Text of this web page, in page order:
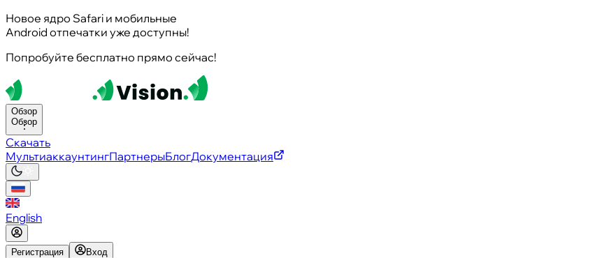
Новое ядро Safari и мобильные
Android отпечатки уже доступны!
Попробуйте бесплатно прямо сейчас!
Обзор
Обзор
Скачать
МультиаккаунтингПартнерыБлогДокументация
English
Регистрация Вход